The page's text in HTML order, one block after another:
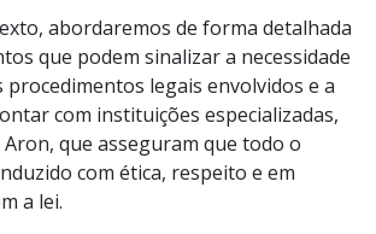
abordaremos de forma detalhada
que podem sinalizar a necessidade
procedimentos legais envolvidos e a
com instituições especializadas,
que asseguram que todo o
com ética, respeito e em
a lei.